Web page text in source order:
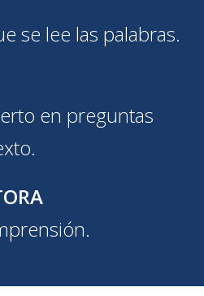
se lee las palabras.
en preguntas